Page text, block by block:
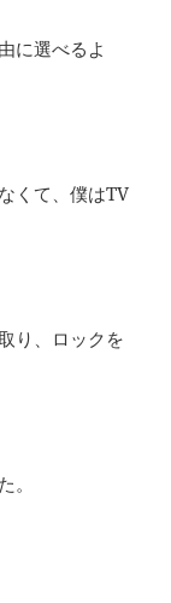
に選べるよ
くて、僕はTV
り、ロックを
。